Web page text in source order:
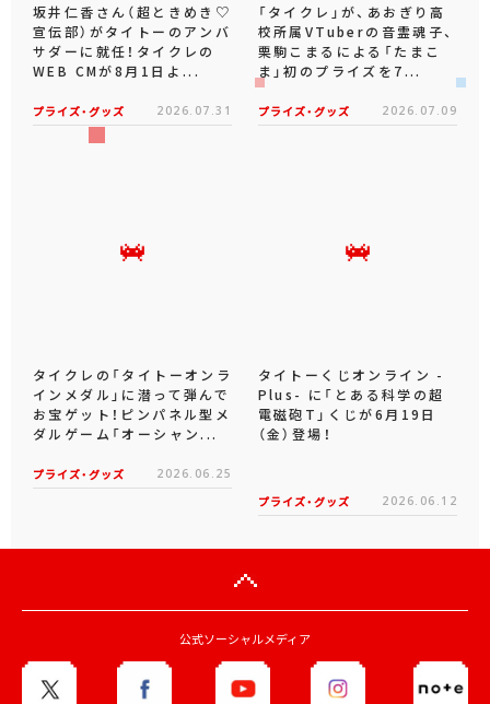
坂井仁香さん（超ときめき♡
宣伝部）がタイトーのアンバ
サダーに就任！タイクレの
WEB CMが8月1日よ...
プライズ・グッズ 2026.07.31
「タイクレ」が、あおぎり高
校所属VTuberの音霊魂子、
栗駒こまるによる「たまこ
ま」初のプライズを7...
プライズ・グッズ 2026.07.09
タイクレの「タイトーオンラ
インメダル」に潜って弾んで
お宝ゲット！ピンパネル型メ
ダルゲーム「オーシャン...
プライズ・グッズ 2026.06.25
タイトーくじオンライン -
Plus- に「とある科学の超
電磁砲T」くじが6月19日
（金）登場！
プライズ・グッズ 2026.06.12
公式ソーシャルメディア